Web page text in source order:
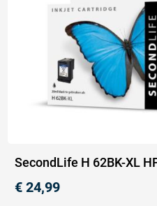
SecondLife H 62BK-XL
€ 24,99